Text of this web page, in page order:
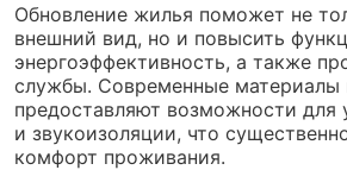
Обновление жилья поможет не
внешний вид, но и повысить
энергоэффективность, а также
службы. Современные материалы
предоставляют возможности для
и звукоизоляции, что
комфорт проживания.